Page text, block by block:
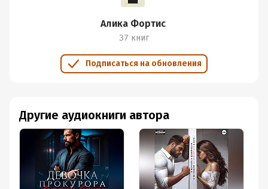
Алика Фортис
37 книг
Подписаться на обновления
Другие аудиокниги автора